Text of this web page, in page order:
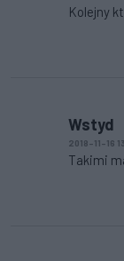
Kolejny
Wstyd
2018-11-16
Takimi